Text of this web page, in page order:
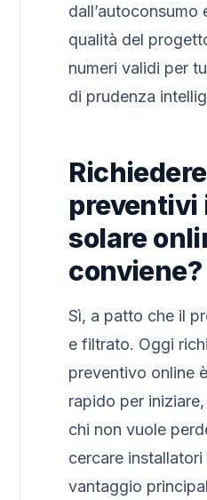
qualità del
numeri validi per
di prudenza
Richiedere
preventivi
solare
conviene?
Sì, a patto che il
e filtrato. Oggi
preventivo online
rapido per
chi non vuole
cercare
vantaggio